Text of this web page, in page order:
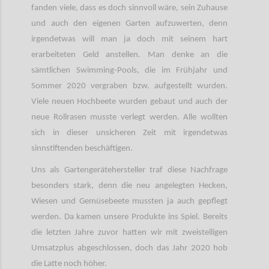
fanden viele, dass es doch sinnvoll wäre, sein Zuhause
und auch den eigenen Garten aufzuwerten, denn
irgendetwas will man ja doch mit seinem hart
erarbeiteten Geld anstellen. Man denke an die
sämtlichen Swimming-Pools, die im Frühjahr und
Sommer 2020 vergraben bzw. aufgestellt wurden.
Viele neuen Hochbeete wurden gebaut und auch der
neue Rollrasen musste verlegt werden. Alle wollten
sich in dieser unsicheren Zeit mit irgendetwas
sinnstiftenden beschäftigen.
Uns als Gartengerätehersteller traf diese Nachfrage
besonders stark, denn die neu angelegten Hecken,
Wiesen und Gemüsebeete mussten ja auch gepflegt
werden. Da kamen unsere Produkte ins Spiel. Bereits
die letzten Jahre zuvor hatten wir mit zweistelligen
Umsatzplus abgeschlossen, doch das Jahr 2020 hob
die Latte noch höher.